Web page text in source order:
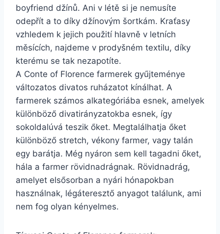
boyfriend džínů. Ani v létě si je nemusíte
odepřít a to díky džínovým šortkám. Kraťasy
vzhledem k jejich použití hlavně v letních
měsících, najdeme v prodyšném textilu, díky
kterému se tak nezapotíte.
A Conte of Florence farmerek gyűjteménye
változatos divatos ruházatot kínálhat. A
farmerek számos alkategóriába esnek, amelyek
különböző divatirányzatokba esnek, így
sokoldalúvá teszik őket. Megtalálhatja őket
különböző stretch, vékony farmer, vagy talán
egy barátja. Még nyáron sem kell tagadni őket,
hála a farmer rövidnadrágnak. Rövidnadrág,
amelyet elsősorban a nyári hónapokban
használnak, légáteresztő anyagot találunk, ami
nem fog olyan kényelmes.